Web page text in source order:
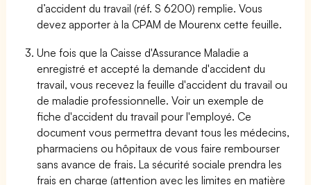
d’accident du travail (réf. S 6200) remplie. Vous
devez apporter à la CPAM de Mourenx cette feuille.
Une fois que la Caisse d'Assurance Maladie a
enregistré et accepté la demande d'accident du
travail, vous recevez la feuille d'accident du travail ou
de maladie professionnelle. Voir un exemple de
fiche d'accident du travail pour l'employé. Ce
document vous permettra devant tous les médecins,
pharmaciens ou hôpitaux de vous faire rembourser
sans avance de frais. La sécurité sociale prendra les
frais en charge (attention avec les limites en matière